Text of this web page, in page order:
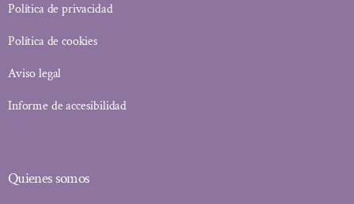
Política de privacidad
Política de cookies
Aviso legal
Informe de accesibilidad
Quienes somos